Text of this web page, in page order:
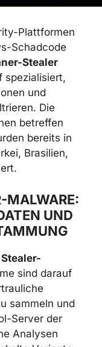
Plattformen
Stealer
spezialisiert,
und
Die
betreffen
bereits in
Brasilien,
sind darauf
sammeln und
Server der
Analysen
Variante